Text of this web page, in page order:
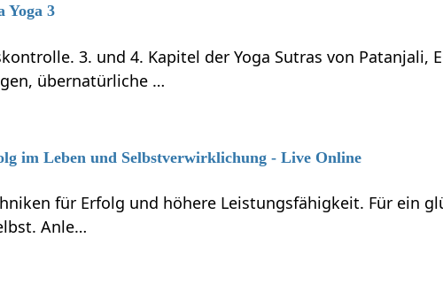
Yoga 3
3. und 4. Kapitel der Yoga Sutras von Patanjali,
übernatürliche …
im Leben und Selbstverwirklichung - Live Online
für Erfolg und höhere Leistungsfähigkeit. Für ein
Anle…